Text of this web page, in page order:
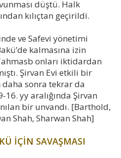
düştü. Halk
kılıçtan geçirildi.
ve Safevi yönetimi
kalmasına izin
onları iktidardan
Şirvan Evi etkili bir
sonra tekrar da
yy aralığında Şirvan
bir unvandı. [Barthold,
Shah, Sharwan Shah]
İÇİN SAVAŞMASI